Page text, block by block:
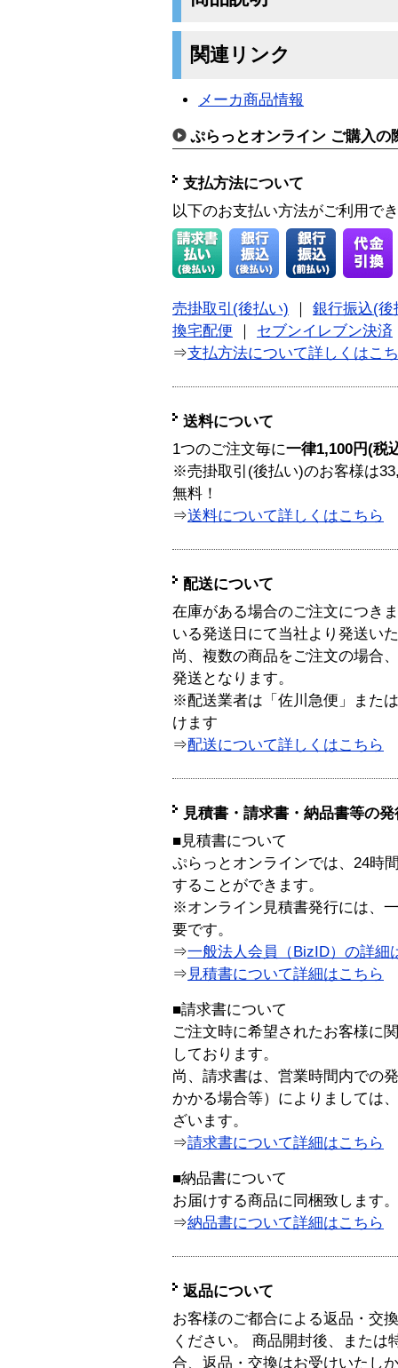
関連リンク
メーカ商品情報
ぷらっとオンライン ご購入の
支払方法について
以下のお支払い方法がご利用で
売掛取引(後払い)
銀行振込(後
換宅配便
セブンイレブン決済
⇒支払方法について詳しくはこ
送料について
1つのご注文毎に一律1,100円(税
※売掛取引(後払い)のお客様は
無料！
⇒送料について詳しくはこちら
配送について
在庫がある場合のご注文につき
いる発送日にて当社より発送い
尚、複数の商品をご注文の場合
発送となります。
※配送業者は「佐川急便」また
けます
⇒配送について詳しくはこちら
見積書・請求書・納品書等の
■見積書について
ぷらっとオンラインでは、24時
することができます。
※オンライン見積書発行には、
要です。
⇒一般法人会員（BizID）の詳細
⇒ 見積書について詳細はこちら
■請求書について
ご注文時に希望されたお客様に
しております。
尚、請求書は、営業時間内での
かかる場合等）によりましては
ざいます。
⇒請求書について詳細はこちら
■納品書について
お届けする商品に同梱致します。
⇒納品書について詳細はこちら
返品について
お客様のご都合による返品・交
ください。 商品開封後、または
合、返品・交換はお受けいたし